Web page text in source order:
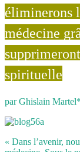
éliminerons
médecine
spirituelle
par Ghislain Martel*
« Dans l’avenir,